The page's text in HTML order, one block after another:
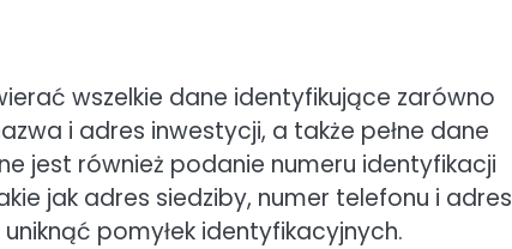
wszelkie dane identyfikujące zarówno
i adres inwestycji, a także pełne dane
jest również podanie numeru identyfikacji
jak adres siedziby, numer telefonu i adres
pomyłek identyfikacyjnych.